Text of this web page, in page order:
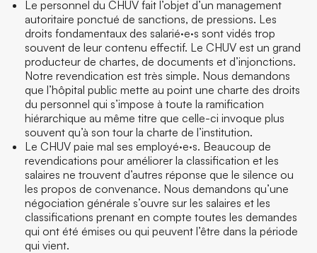
Le personnel du CHUV fait l’objet d’un management
autoritaire ponctué de sanctions, de pressions. Les
droits fondamentaux des salarié·e·s sont vidés trop
souvent de leur contenu effectif. Le CHUV est un grand
producteur de chartes, de documents et d’injonctions.
Notre revendication est très simple. Nous demandons
que l’hôpital public mette au point une charte des droits
du personnel qui s’impose à toute la ramification
hiérarchique au même titre que celle-ci invoque plus
souvent qu’à son tour la charte de l’institution.
Le CHUV paie mal ses employé·e·s. Beaucoup de
revendications pour améliorer la classification et les
salaires ne trouvent d’autres réponse que le silence ou
les propos de convenance. Nous demandons qu’une
négociation générale s’ouvre sur les salaires et les
classifications prenant en compte toutes les demandes
qui ont été émises ou qui peuvent l’être dans la période
qui vient.